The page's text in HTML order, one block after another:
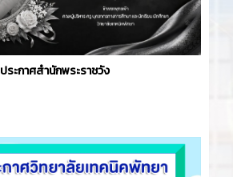
ประกาศสำนักพระราชวัง